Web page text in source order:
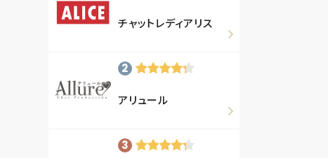
チャットレディアリス
アリュール